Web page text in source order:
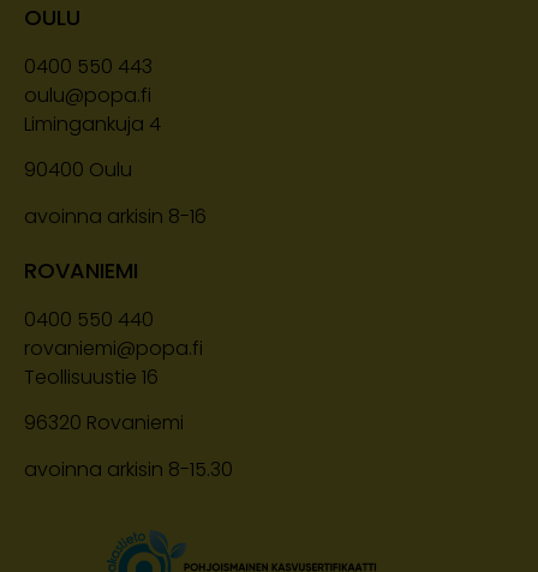
OULU
0400 550 443
oulu@popa.fi
Limingankuja 4
90400 Oulu
avoinna arkisin 8-16
ROVANIEMI
0400 550 440
rovaniemi@popa.fi
Teollisuustie 16
96320 Rovaniemi
avoinna arkisin 8-15.30